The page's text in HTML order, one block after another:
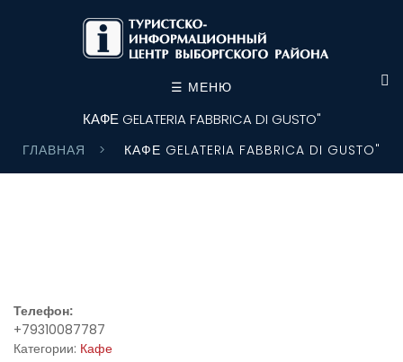
☰ МЕНЮ
КАФЕ GELATERIA FABBRICA DI GUSTO"
ГЛАВНАЯ КАФЕ GELATERIA FABBRICA DI GUSTO"
Телефон:
+79310087787
Категории: Кафе